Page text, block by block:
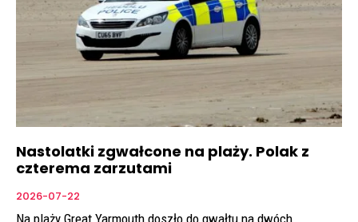
Nastolatki zgwałcone na plaży. Polak z
czterema zarzutami
2026-07-22
Na plaży Great Yarmouth doszło do gwałtu na dwóch